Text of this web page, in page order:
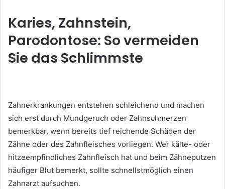
Karies, Zahnstein,
Parodontose: So vermeiden
Sie das Schlimmste
Zahnerkrankungen entstehen schleichend und machen
sich erst durch Mundgeruch oder Zahnschmerzen
bemerkbar, wenn bereits tief reichende Schäden der
Zähne oder des Zahnfleisches vorliegen. Wer kälte- oder
hitzeempfindliches Zahnfleisch hat und beim Zähneputzen
häufiger Blut bemerkt, sollte schnellstmöglich einen
Zahnarzt aufsuchen.